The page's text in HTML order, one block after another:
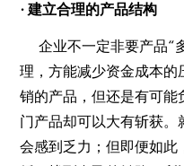
· 建立合理的产品结构
企业不一定非要产品“
理，方能减少资金成本
销的产品，但还是有可
门产品却可以大有斩获
会感到乏力；但即便如